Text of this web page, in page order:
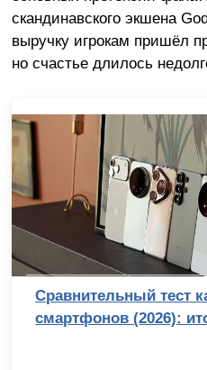
скандинавского экшена
выручку игрокам пришёл
но счастье длилось
Сравнительный тест
смартфонов (2026):